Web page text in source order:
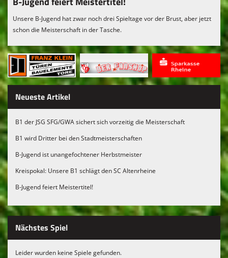
Unsere B-Jugend hat zwar noch drei Spieltage vor der Brust, aber jetzt
schon die Meisterschaft in der Tasche.
Neueste Artikel
B1 der JSG SFG/GWA sichert sich vorzeitig die Meisterschaft
B1 wird Dritter bei den Stadtmeisterschaften
B-Jugend ist unangefochtener Herbstmeister
Kreispokal: Unsere B1 schlägt den SC Altenrheine
B-Jugend feiert Meistertitel!
Nächstes Spiel
Leider wurden keine Spiele gefunden.